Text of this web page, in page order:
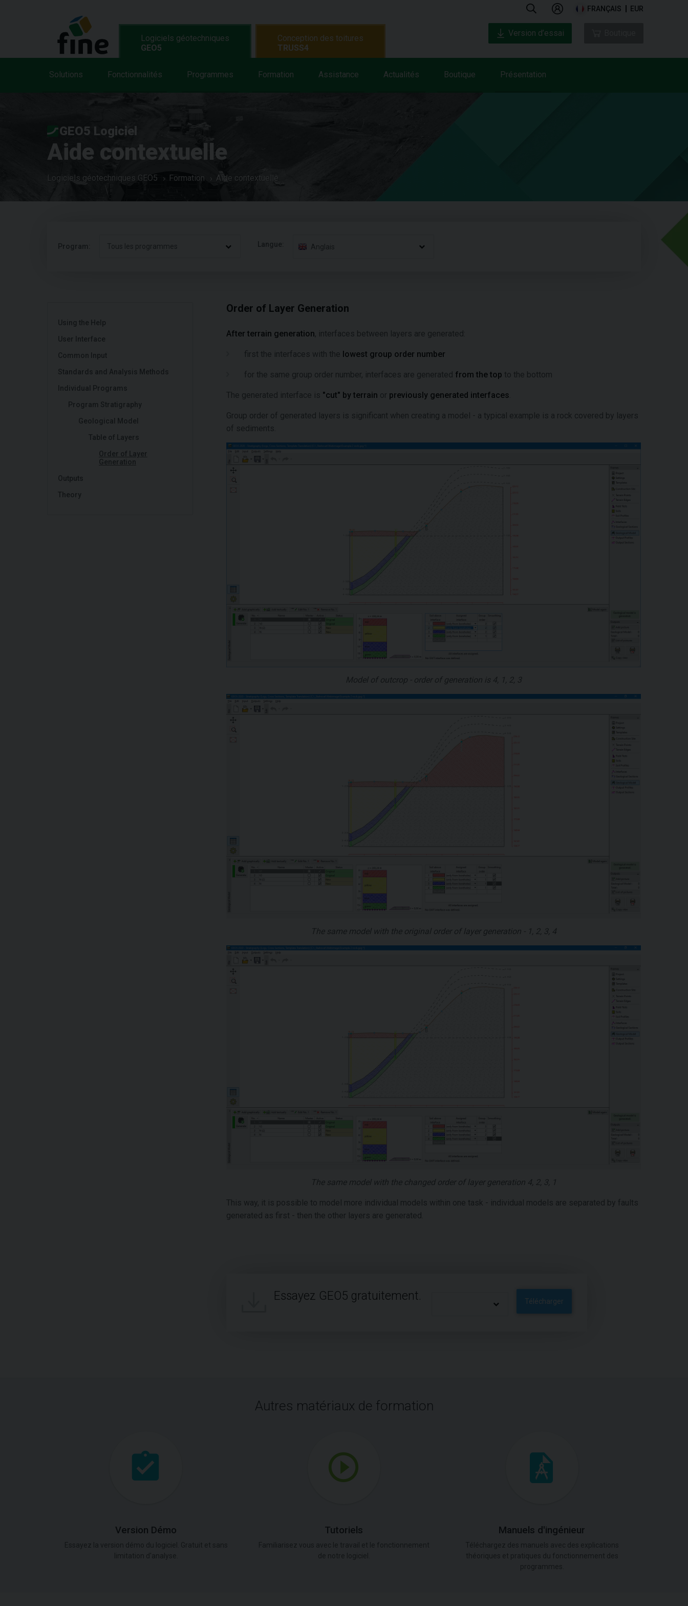
FRANÇAIS EUR
Logiciels géotechniques
GEO5
Solutions Fonctionnalités Programmes Formation Assistance Actualités Boutique Présentation
Conception des toitures
TRUSS4
Version d’essai
GEO5 Logiciel
Aide contextuelle
Logiciels géotechniques GEO5 Formation Aide contextuelle
Program: Tous les programmes Langue: Anglais
Using the Help
User Interface
Common Input
Standards and Analysis Methods
Individual Programs
Program Stratigraphy
Geological Model
Table of Layers
Order of Layer
Generation
Outputs
Theory
Order of Layer Generation
After terrain generation, interfaces between layers are generated:
first the interfaces with the lowest group order number
for the same group order number, interfaces are generated from the top to the bottom
The generated interface is "cut" by terrain or previously generated interfaces
Group order of generated layers is significant when creating a model - a typical example is a rock covered by layers
of sediments.
Model of outcrop - order of generation is 4, 1, 2, 3
The same model with the original order of layer generation - 1, 2, 3, 4
The same model with the changed order of layer generation 4, 2, 3, 1
This way, it is possible to model more individual models within one task - individual models are separated by faults
generated as first - then the other layers are generated.
Essayez GEO5 gratuitement. Télécharger
Autres matériaux de formation
Version Démo Tutoriels Manuels d'ingénieur